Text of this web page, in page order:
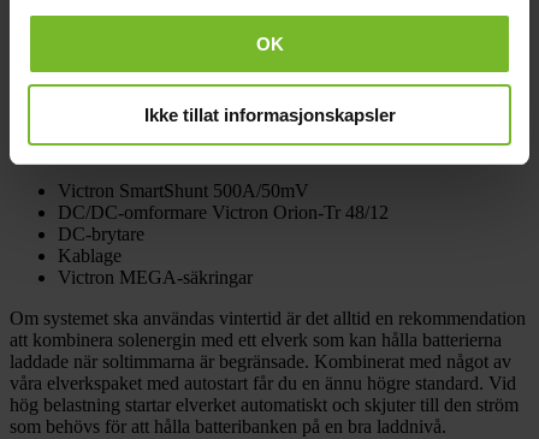
OK
Ikke tillat informasjonskapsler
Montering solceller
2 ST Solpanelskonsol justerbar, stor
Övrigt
Victron SmartShunt 500A/50mV
DC/DC-omformare Victron Orion-Tr 48/12
DC-brytare
Kablage
Victron MEGA-säkringar
Om systemet ska användas vintertid är det alltid en rekommendation
att kombinera solenergin med ett elverk som kan hålla batterierna
laddade när soltimmarna är begränsade. Kombinerat med något av
våra elverkspaket med autostart får du en ännu högre standard. Vid
hög belastning startar elverket automatiskt och skjuter till den ström
som behövs för att hålla batteribanken på en bra laddnivå.